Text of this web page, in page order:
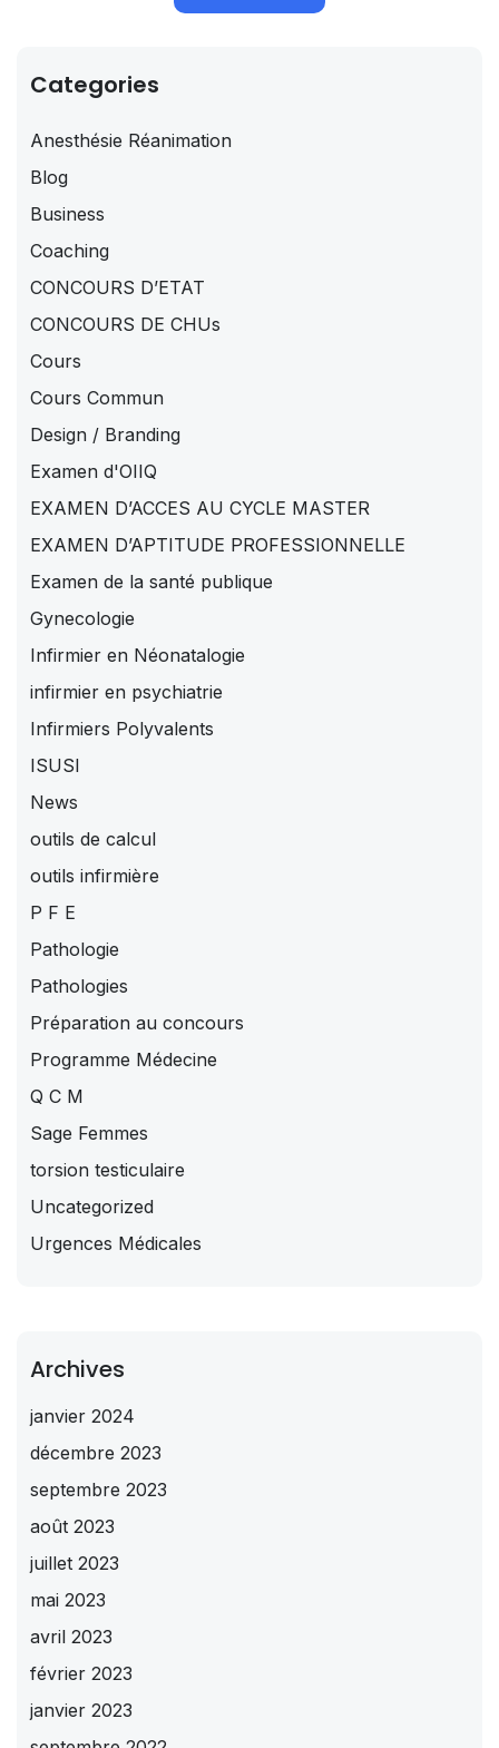
Categories
Anesthésie Réanimation
Blog
Business
Coaching
CONCOURS D’ETAT
CONCOURS DE CHUs
Cours
Cours Commun
Design / Branding
Examen d'OIIQ
EXAMEN D’ACCES AU CYCLE MASTER
EXAMEN D’APTITUDE PROFESSIONNELLE
Examen de la santé publique
Gynecologie
Infirmier en Néonatalogie
infirmier en psychiatrie
Infirmiers Polyvalents
ISUSI
News
outils de calcul
outils infirmière
P F E
Pathologie
Pathologies
Préparation au concours
Programme Médecine
Q C M
Sage Femmes
torsion testiculaire
Uncategorized
Urgences Médicales
Archives
janvier 2024
décembre 2023
septembre 2023
août 2023
juillet 2023
mai 2023
avril 2023
février 2023
janvier 2023